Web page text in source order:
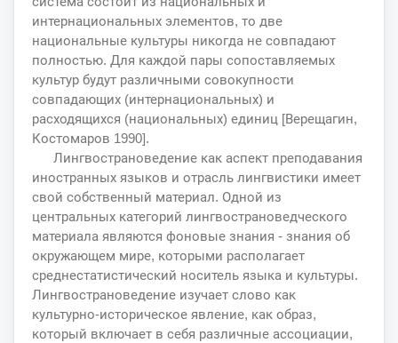
интернациональных элементов, то две
национальные культуры никогда не совпадают
полностью. Для каждой пары сопоставляемых
культур будут различными совокупности
совпадающих (интернациональных) и
расходящихся (национальных) единиц [Верещагин,
Костомаров 1990].
Лингвострановедение как аспект преподавания
иностранных языков и отрасль лингвистики имеет
свой собственный материал. Одной из
центральных категорий лингвострановедческого
материала являются фоновые знания - знания об
окружающем мире, которыми располагает
среднестатистический носитель языка и культуры.
Лингвострановедение изучает слово как
культурно-историческое явление, как образ,
который включает в себя различные ассоциации,